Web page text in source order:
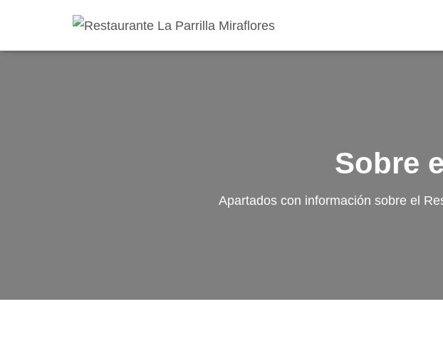
Sobre
Apartados con información sobre el